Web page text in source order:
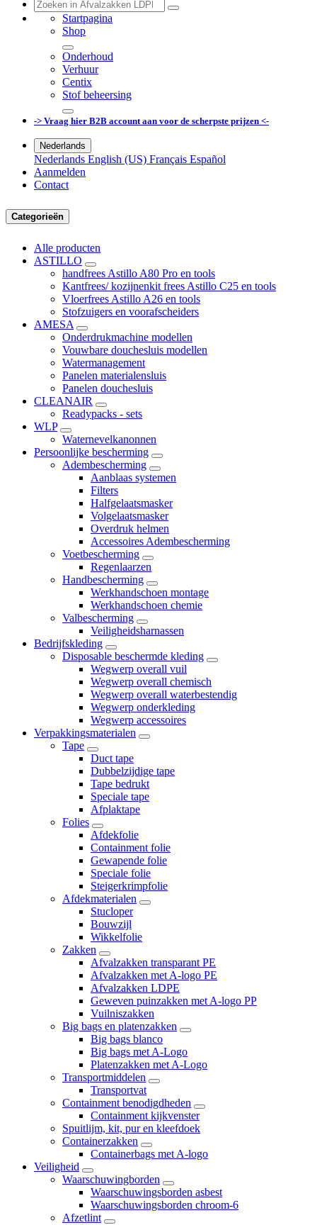
Startpagina
Shop
Onderhoud
Verhuur
Centix
Stof beheersing
-> Vraag hier B2B account aan voor de scherpste prijzen <-
Nederlands
Nederlands English (US) Français Español
Aanmelden
Contact
Categorieën
Alle producten
ASTILLO
handfrees Astillo A80 Pro en tools
Kantfrees/ kozijnenkit frees Astillo C25 en tools
Vloerfrees Astillo A26 en tools
Stofzuigers en voorafscheiders
AMESA
Onderdrukmachine modellen
Vouwbare douchesluis modellen
Watermanagement
Panelen materialensluis
Panelen douchesluis
CLEANAIR
Readypacks - sets
WLP
Waternevelkanonnen
Persoonlijke bescherming
Adembescherming
Aanblaas systemen
Filters
Halfgelaatsmasker
Volgelaatsmasker
Overdruk helmen
Accessoires Adembescherming
Voetbescherming
Regenlaarzen
Handbescherming
Werkhandschoen montage
Werkhandschoen chemie
Valbescherming
Veiligheidsharnassen
Bedrijfskleding
Disposable beschermde kleding
Wegwerp overall vuil
Wegwerp overall chemisch
Wegwerp overall waterbestendig
Wegwerp onderkleding
Wegwerp accessoires
Verpakkingsmaterialen
Tape
Duct tape
Dubbelzijdige tape
Tape bedrukt
Speciale tape
Afplaktape
Folies
Afdekfolie
Containment folie
Gewapende folie
Speciale folie
Steigerkrimpfolie
Afdekmaterialen
Stucloper
Bouwzijl
Wikkelfolie
Zakken
Afvalzakken transparant PE
Afvalzakken met A-logo PE
Afvalzakken LDPE
Geweven puinzakken met A-logo PP
Vuilniszakken
Big bags en platenzakken
Big bags blanco
Big bags met A-Logo
Platenzakken met A-Logo
Transportmiddelen
Transportvat
Containment benodigdheden
Containment kijkvenster
Spuitlijm, kit, pur en kleefdoek
Containerzakken
Containerbags met A-logo
Veiligheid
Waarschuwingborden
Waarschuwingsborden asbest
Waarschuwingsborden chroom-6
Afzetlint